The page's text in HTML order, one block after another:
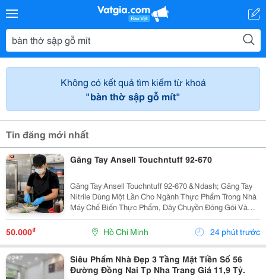
Không có kết quả tìm kiếm từ khoá
"bàn thờ sập gỗ mít"
Tin đăng mới nhất
Găng Tay Ansell Touchntuff 92-670
Găng Tay Ansell Touchntuff 92-670 &Ndash; Găng Tay
Nitrile Dùng Một Lần Cho Ngành Thực Phẩm Trong Nhà
Máy Chế Biến Thực Phẩm, Dây Chuyền Đóng Gói Và
Khu Vực Yêu Cầu Vệ Sinh Nghiêm Ngặt, Việc Sử Dụng
Găng Tay Nitrile Dùng Một Lần Giúp Hạn Chế Nguy...
50.000₫ Hồ Chí Minh 24 phút trước
Siêu Phẩm Nhà Đẹp 3 Tầng Mặt Tiền Số 56
Đường Đồng Nai Tp Nha Trang Giá 11,9 Tỷ.